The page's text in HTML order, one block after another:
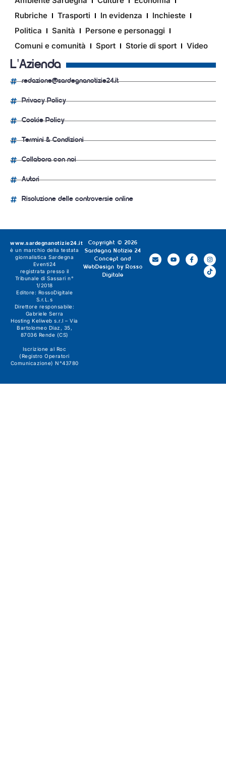
Rubriche
Trasporti In evidenza
Inchieste
Politica
Sanità
Persone e personaggi
Comuni e comunità
Sport Storie di sport Video
L'Azienda
redazione@sardegnanotizie24.it
Privacy Policy
Cookie Policy
Termini & Condizioni
Collabora con noi
Autori
Risoluzione delle controversie online
Copyright © 2026
Sardegna Notizie 24
Concept and
WebDesign by Rosso
Digitale
www.sardegnanotizie24.it
è un marchio della testata
giornalistica Sardegna
Eventi24
registrata presso il
Tribunale di Sassari n°
1/2018
Editore: RossoDigitale
S.r.L.s
Direttore responsabile:
Gabriele Serra
Hosting Keliweb s.r.l – Via
Bartolomeo Diaz, 35,
87036 Rende (CS)
Iscrizione al Roc
(Registro Operatori
Comunicazione) N°43780